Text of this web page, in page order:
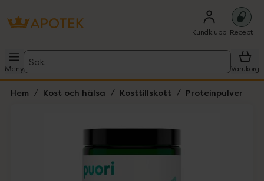
Kundklubb Recept
Meny
Sök
Varukorg
Hem Kost och hälsa Kosttillskott Proteinpulver
Lista: . Innehåller 1 objekt.